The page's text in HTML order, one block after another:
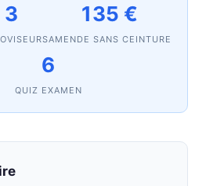
3 135 €
AMENDE SANS CEINTURE
6
QUIZ EXAMEN